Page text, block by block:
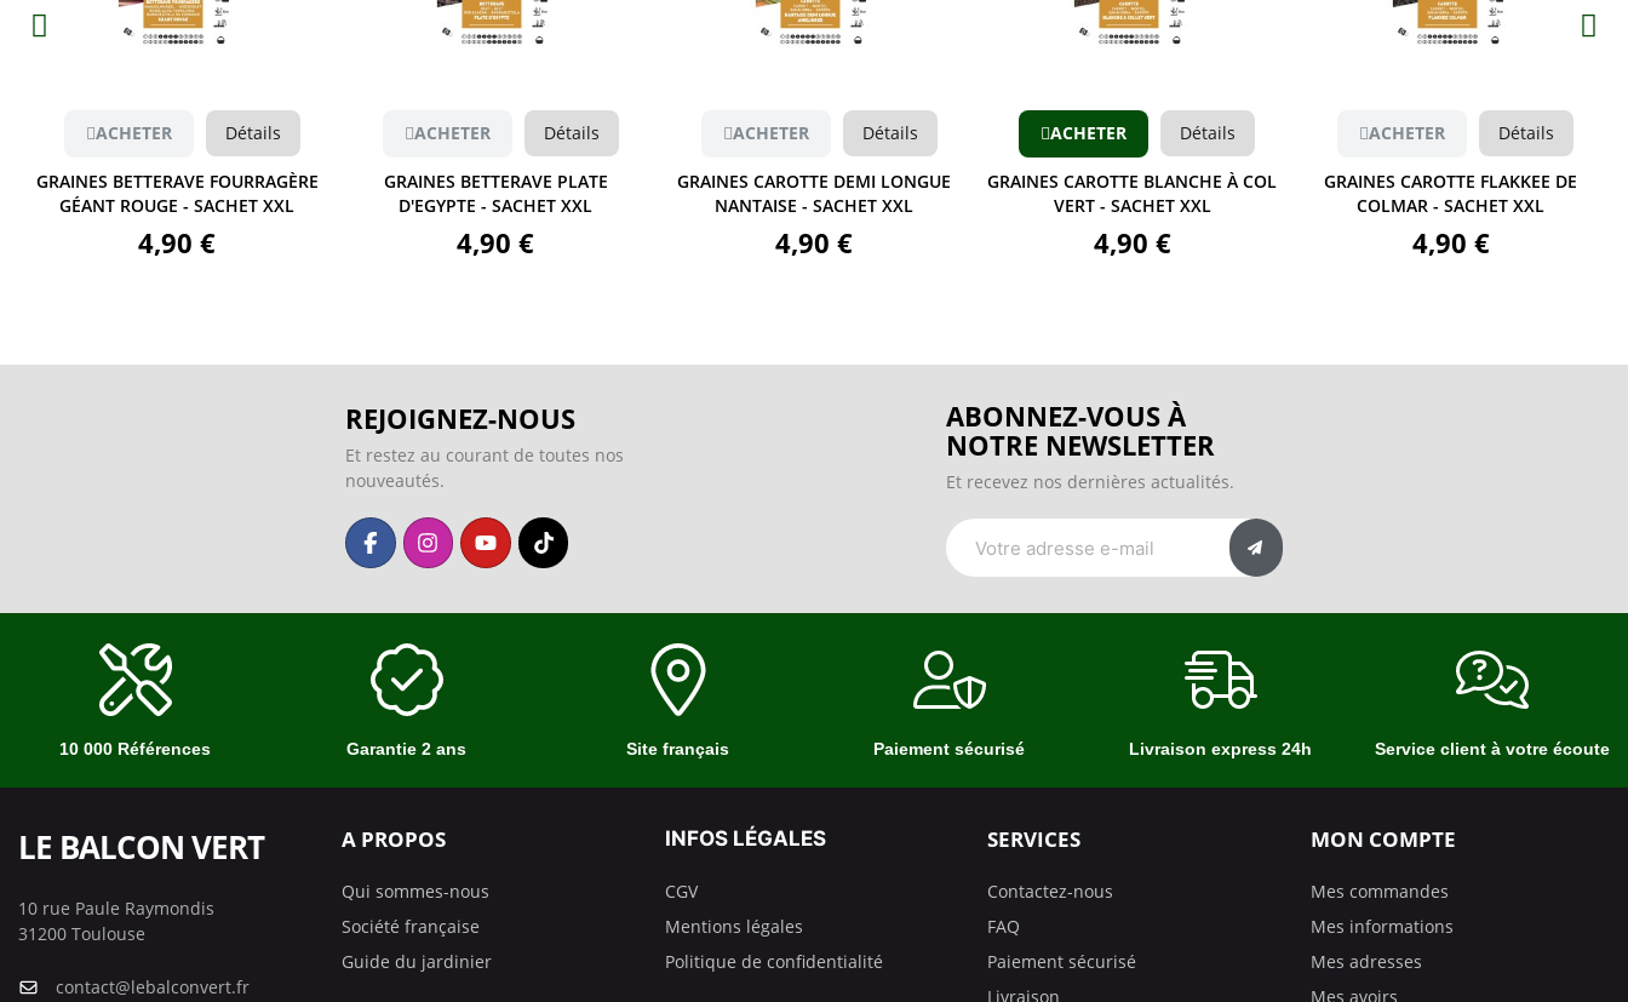
Aperçu
ACHETER Détails
GRAINES BETTERAVE FOURRAGÈRE
GÉANT ROUGE - SACHET XXL
4,90 €
Aperçu
ACHETER Détails
GRAINES BETTERAVE PLATE
D'EGYPTE - SACHET XXL
4,90 €
Aperçu
ACHETER Détails
GRAINES CAROTTE DEMI LONGUE
NANTAISE - SACHET XXL
4,90 €
Aperçu
ACHETER Détails
GRAINES CAROTTE BLANCHE À COL
VERT - SACHET XXL
4,90 €
Aperçu
ACHETER Détails
GRAINES CAROTTE FLAKKEE DE
COLMAR - SACHET XXL
4,90 €
REJOIGNEZ-NOUS
Et restez au courant de toutes nos
nouveautés.
ABONNEZ-VOUS À
NOTRE NEWSLETTER
Et recevez nos dernières actualités.
10 000 Références Garantie 2 ans Site français Paiement sécurisé Livraison express 24h Service client à votre écoute
LE BALCON VERT
10 rue Paule Raymondis
31200 Toulouse
contact@lebalconvert.fr
A PROPOS
Qui sommes-nous
Société française
Guide du jardinier
INFOS LÉGALES
CGV
Mentions légales
Politique de confidentialité
SERVICES
Contactez-nous
FAQ
Paiement sécurisé
Livraison
MON COMPTE
Mes commandes
Mes informations
Mes adresses
Mes avoirs